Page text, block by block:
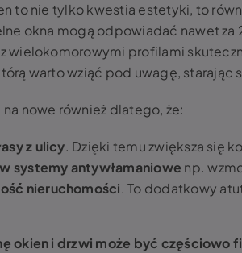
to nie tylko kwestia estetyki, to
okna mogą odpowiadać nawet
wielokomorowymi profilami
warto wziąć pod uwagę, starając
nowe również dlatego, że:
z ulicy. Dzięki temu zwiększa się
systemy antywłamaniowe np.
nieruchomości. To dodatkowy
okien i drzwi może być częściowo